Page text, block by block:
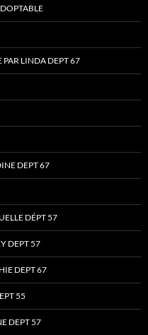
LINDA DEPT 67
DEPT 67
DÉPT 57
DEPT 57
DEPT 67
55
DEPT 57